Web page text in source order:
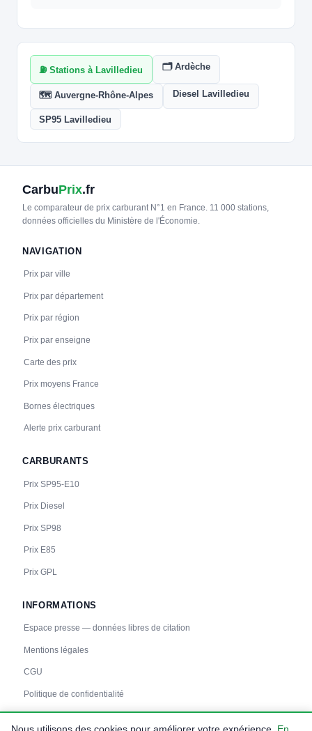
⛽ Stations à Lavilledieu 🗂️ Ardèche
🗺️ Auvergne-Rhône-Alpes Diesel Lavilledieu
SP95 Lavilledieu
CarbuPrix.fr
Le comparateur de prix carburant N°1 en France. 11 000 stations,
données officielles du Ministère de l'Économie.
NAVIGATION
Prix par ville
Prix par département
Prix par région
Prix par enseigne
Carte des prix
Prix moyens France
Bornes électriques
Alerte prix carburant
CARBURANTS
Prix SP95-E10
Prix Diesel
Prix SP98
Prix E85
Prix GPL
INFORMATIONS
Espace presse — données libres de citation
Mentions légales
CGU
Politique de confidentialité